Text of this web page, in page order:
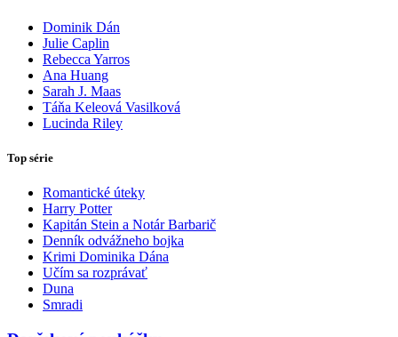
Dominik Dán
Julie Caplin
Rebecca Yarros
Ana Huang
Sarah J. Maas
Táňa Keleová Vasilková
Lucinda Riley
Top série
Romantické úteky
Harry Potter
Kapitán Stein a Notár Barbarič
Denník odvážneho bojka
Krimi Dominika Dána
Učím sa rozprávať
Duna
Smradi